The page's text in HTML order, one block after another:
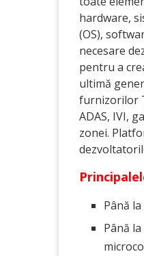
hardware,
(OS),
necesare
pentru a
ultimă
furnizorilor
ADAS, IVI,
zonei.
Până
Până